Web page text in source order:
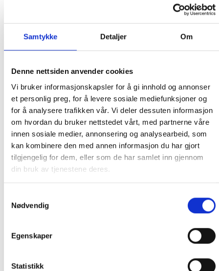
Samtykke Detaljer Om
Denne nettsiden anvender cookies
Vi bruker informasjonskapsler for å gi innhold og annonser
et personlig preg, for å levere sosiale mediefunksjoner og
for å analysere trafikken vår. Vi deler dessuten informasjon
om hvordan du bruker nettstedet vårt, med partnerne våre
innen sosiale medier, annonsering og analysearbeid, som
kan kombinere den med annen informasjon du har gjort
tilgjengelig for dem, eller som de har samlet inn gjennom
din bruk av tjenestene deres.
Nødvendig
Egenskaper
Statistikk
GRATIS FRAKT PÅ ORDRE OVER 1500 KR SOM KAN SENDES
35 kg / 105 x 40 x 40 cm
MED POSTNORD. (BOBLEBAD, LOKK , GRILL, PIZZAOVN OSV.) TA
VARENE.
PRIS AVHENGER AV STØRRELSE PÅ KOLLI OG POSTNUMMER TIL
KUNDE. CA. 1500- 4499 KR. OM DU IKKE TAR KONTAKT MED OSS
PÅ TELEFON FØR BESTILLING, BLIR DU KONTAKTET ETTER
ORDRE SOM IKKE BLIR BETALT FRAKT PÅ BLIR KANSELLERT.
Informasjon ved betaling med Vipps
ikke mottar ordrebekreftelse etter betaling med
registrert i vårt system.